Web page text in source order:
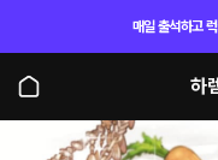
매일 출석하고
하